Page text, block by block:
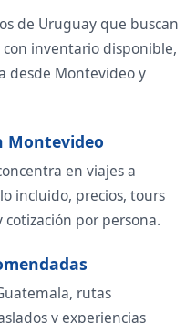
de Uruguay que buscan
inventario disponible,
desde Montevideo y
Montevideo
en viajes a
incluido, precios, tours
cotización por persona.
rutas
y experiencias